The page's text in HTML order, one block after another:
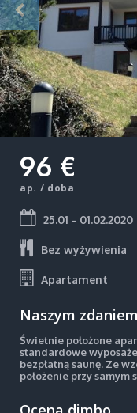
96 €
ap. / doba
25.01 - 01.02.2020
Bez wyżywienia
Apartament
Naszym zdaniem
Świetnie położone
standardowe
bezpłatną saunę. Ze
położenie przy samym